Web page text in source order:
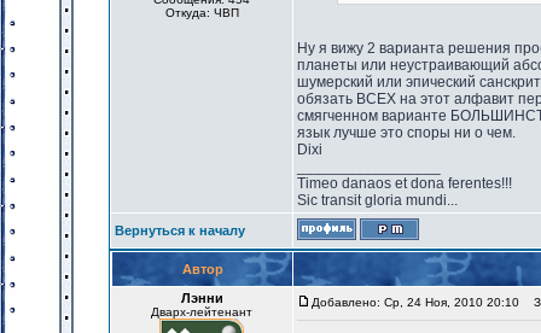
Откуда: ЧВП
Ну я вижу 2 варианта решения
планеты или неустраивающий
шумерский или эпический
обязать ВСЕХ на этот алфавит
смягченном варианте
язык лучше это споры ни о чем.
Dixi
Timeo danaos et dona ferentes!!!
Sic transit gloria mundi...
Вернуться к началу
Автор
Лэнни
Дварх-лейтенант
Добавлено: Ср, 24 Ноя, 2010 20:10